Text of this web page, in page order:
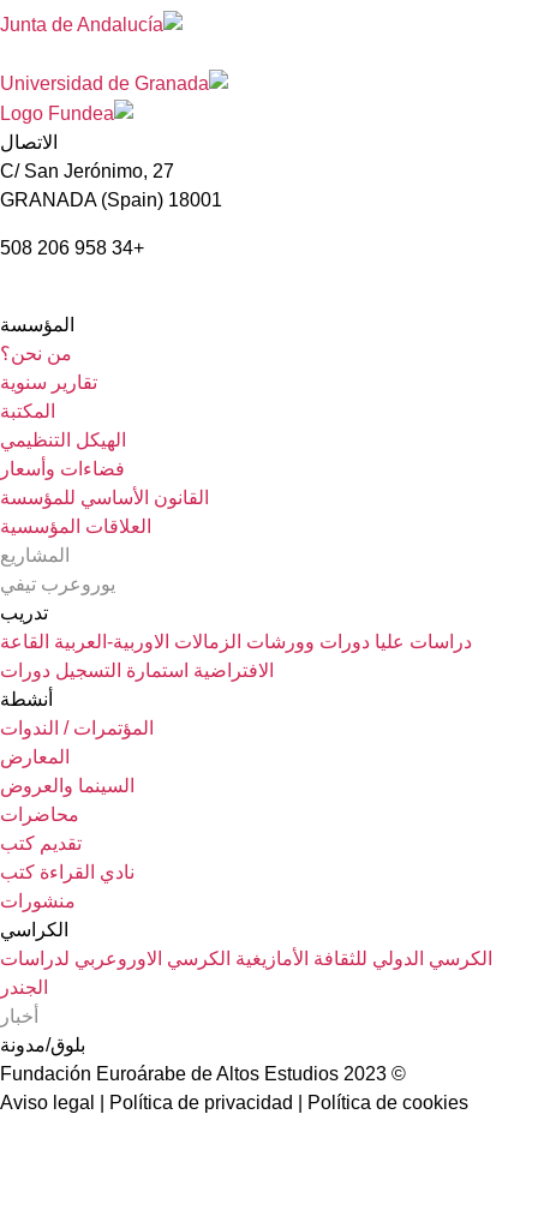
الاتصال
C/ San Jerónimo, 27
18001 GRANADA (Spain)
المؤسسة
من نحن؟
تقارير سنوية
المكتبة
الهيكل التنظيمي
فضاءات وأسعار
القانون الأساسي للمؤسسة
العلاقات المؤسسية
المشاريع
يوروعرب تيفي
تدريب
دراسات عليا دورات وورشات الزمالات الاوربية-العربية القاعة
الافتراضية استمارة التسجيل دورات
أنشطة
المؤتمرات / الندوات
المعارض
السينما والعروض
محاضرات
تقديم كتب
نادي القراءة كتب
منشورات
الكراسي
الكرسي الدولي للثقافة الأمازيغية الكرسي الاوروعربي لدراسات
الجندر
أخبار
بلوق/مدونة
© 2023 Fundación Euroárabe de Altos Estudios
Aviso legal | Política de privacidad | Política de cookies